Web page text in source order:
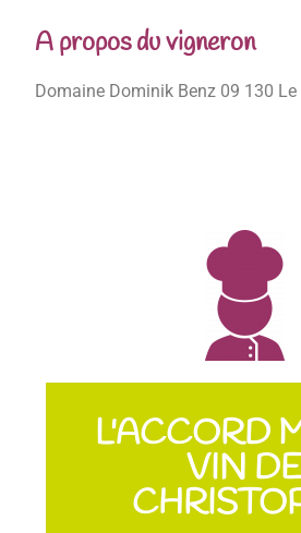
A propos du vigneron
Domaine Dominik Benz 09 130
L'ACCORD
VIN DE